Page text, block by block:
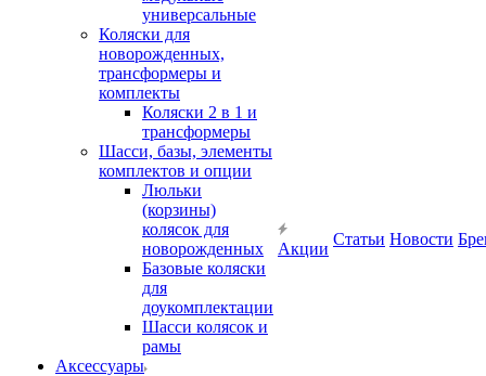
универсальные
Коляски для
новорожденных,
трансформеры и
комплекты
Коляски 2 в 1 и
трансформеры
Шасси, базы, элементы
комплектов и опции
Люльки
(корзины)
колясок для
новорожденных
Базовые коляски
для
доукомплектации
Шасси колясок и
рамы
Аксессуары
Акции
Статьи Новости